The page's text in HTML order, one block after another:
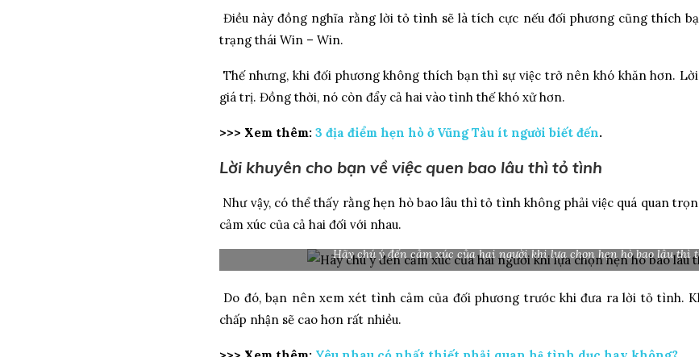
Điều này đồng nghĩa rằng lời tỏ tình sẽ là tích cực nếu đối phương cũng thích
trạng thái Win – Win.
Thế nhưng, khi đối phương không thích bạn thì sự việc trở nên khó khăn hơn.
giá trị. Đồng thời, nó còn đẩy cả hai vào tình thế khó xử hơn.
>>> Xem thêm: 3 địa điểm hẹn hò ở Vũng Tàu ít người biết đến.
Lời khuyên cho bạn về việc quen bao lâu thì tỏ tình
Như vậy, có thể thấy rằng hẹn hò bao lâu thì tỏ tình không phải việc quá quan
cảm xúc của cả hai đối với nhau.
Hãy chú ý đến cảm xúc của hai người khi lựa chọn hẹn hò bao lâu thì
Do đó, bạn nên xem xét tình cảm của đối phương trước khi đưa ra lời tỏ tình.
chấp nhận sẽ cao hơn rất nhiều.